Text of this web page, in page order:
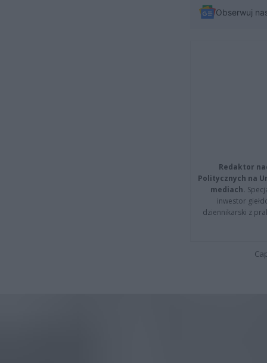
Obserwuj
Redaktor
Politycznych na
mediach.
inwestor
dziennikarski z